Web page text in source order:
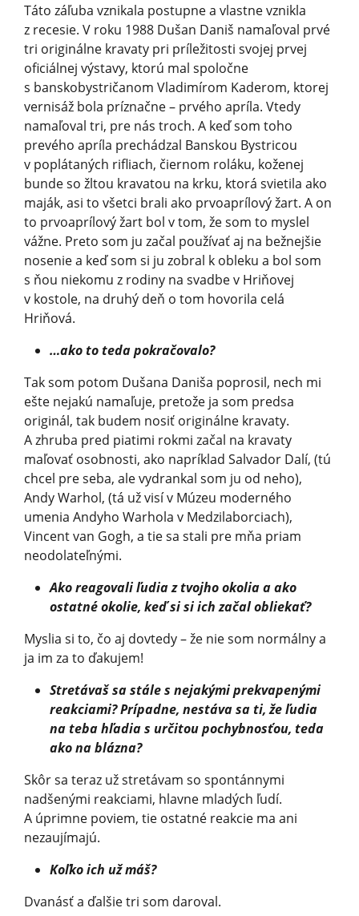
Táto záľuba vznikala postupne a vlastne vznikla
z recesie. V roku 1988 Dušan Daniš namaľoval prvé
tri originálne kravaty pri príležitosti svojej prvej
oficiálnej výstavy, ktorú mal spoločne
s banskobystričanom Vladimírom Kaderom, ktorej
vernisáž bola príznačne – prvého apríla. Vtedy
namaľoval tri, pre nás troch. A keď som toho
prevého apríla prechádzal Banskou Bystricou
v poplátaných rifliach, čiernom roláku, koženej
bunde so žltou kravatou na krku, ktorá svietila ako
maják, asi to všetci brali ako prvoaprílový žart. A on
to prvoaprílový žart bol v tom, že som to myslel
vážne. Preto som ju začal používať aj na bežnejšie
nosenie a keď som si ju zobral k obleku a bol som
s ňou niekomu z rodiny na svadbe v Hriňovej
v kostole, na druhý deň o tom hovorila celá
Hriňová.
…ako to teda pokračovalo?
Tak som potom Dušana Daniša poprosil, nech mi
ešte nejakú namaľuje, pretože ja som predsa
originál, tak budem nosiť originálne kravaty.
A zhruba pred piatimi rokmi začal na kravaty
maľovať osobnosti, ako napríklad Salvador Dalí, (tú
chcel pre seba, ale vydrankal som ju od neho),
Andy Warhol, (tá už visí v Múzeu moderného
umenia Andyho Warhola v Medzilaborciach),
Vincent van Gogh, a tie sa stali pre mňa priam
neodolateľnými.
Ako reagovali ľudia z tvojho okolia a ako
ostatné okolie, keď si si ich začal obliekať?
Myslia si to, čo aj dovtedy – že nie som normálny a
ja im za to ďakujem!
Stretávaš sa stále s nejakými prekvapenými
reakciami? Prípadne, nestáva sa ti, že ľudia
na teba hľadia s určitou pochybnosťou, teda
ako na blázna?
Skôr sa teraz už stretávam so spontánnymi
nadšenými reakciami, hlavne mladých ľudí.
A úprimne poviem, tie ostatné reakcie ma ani
nezaujímajú.
Koľko ich už máš?
Dvanásť a ďalšie tri som daroval.